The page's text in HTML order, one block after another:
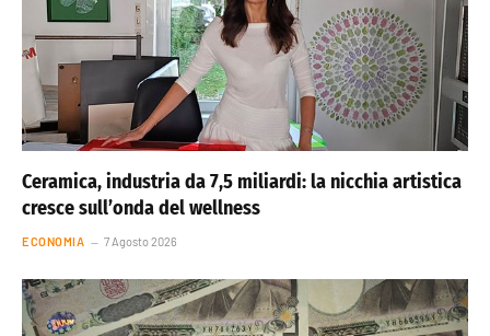
Ceramica, industria da 7,5 miliardi: la nicchia artistica
cresce sull’onda del wellness
ECONOMIA 7 Agosto 2026